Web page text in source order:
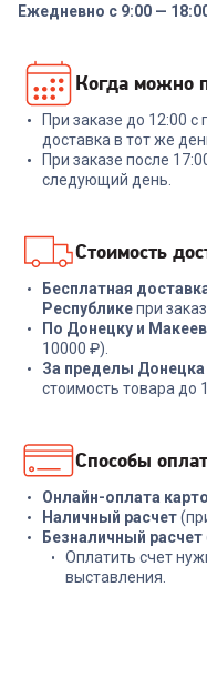
Термокружка Tefal
Mug
+ 53 бонуса
1 799₽
Ежедневно с 9:00 —
Когда можно
При заказе до 12:00
доставка в тот же
При заказе после
следующий день.
Стоимость
Бесплатная
Республикепри
По Донецку и
10000 ₽).
За пределы Донецка
стоимость товара до
Способы
Онлайн-оплата
Наличный расчет
Безналичный расчет
Оплатить счет
выставления.